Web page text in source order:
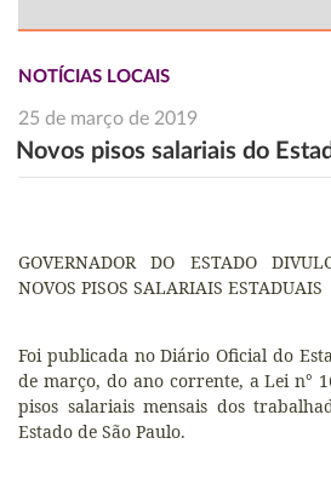
NOTÍCIAS LOCAIS
25 de março de 2019
Novos pisos salariais do
GOVERNADOR DO ESTADO
NOVOS PISOS SALARIAIS ESTADUAIS
Foi publicada no Diário Oficial do
de março, do ano corrente, a Lei n°
pisos salariais mensais dos
Estado de São Paulo.